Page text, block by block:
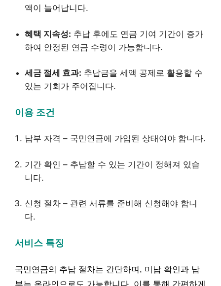
액이 늘어납니다.
혜택 지속성: 추납 후에도 연금 기여 기간이 증가
하여 안정된 연금 수령이 가능합니다.
세금 절세 효과: 추납금을 세액 공제로 활용할 수
있는 기회가 주어집니다.
이용 조건
납부 자격 – 국민연금에 가입된 상태여야 합니다.
기간 확인 – 추납할 수 있는 기간이 정해져 있습
니다.
신청 절차 – 관련 서류를 준비해 신청해야 합니
다.
서비스 특징
국민연금의 추납 절차는 간단하며, 미납 확인과 납